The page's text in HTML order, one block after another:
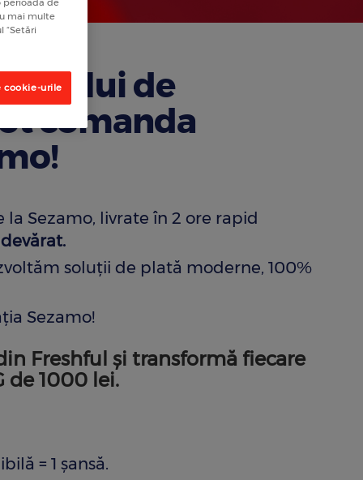
de
comanda
Sezamo, livrate în 2 ore rapid
soluţii de plată moderne, 100%
Sezamo!
Freshful și transformă fiecare
de 1000 lei.
= 1 șansă.
mai multe
“Setări
cookie-urile